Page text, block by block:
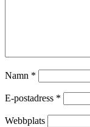
Namn *
E-postadress *
Webbplats